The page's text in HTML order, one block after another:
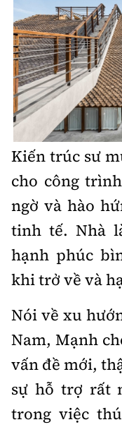
Kiến trúc sư
cho công
ngờ và hào
tinh tế. Nhà
hạnh phúc
khi trở về và
Nói về xu
Nam, Mạnh
vấn đề mới,
sự hỗ trợ rất
trong việc